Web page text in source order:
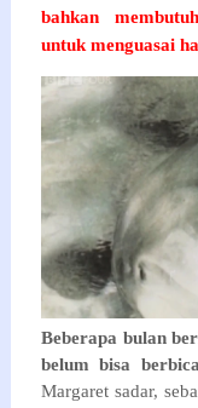
bahkan
untuk menguasai
Beberapa bulan
belum bisa
Margaret sadar,